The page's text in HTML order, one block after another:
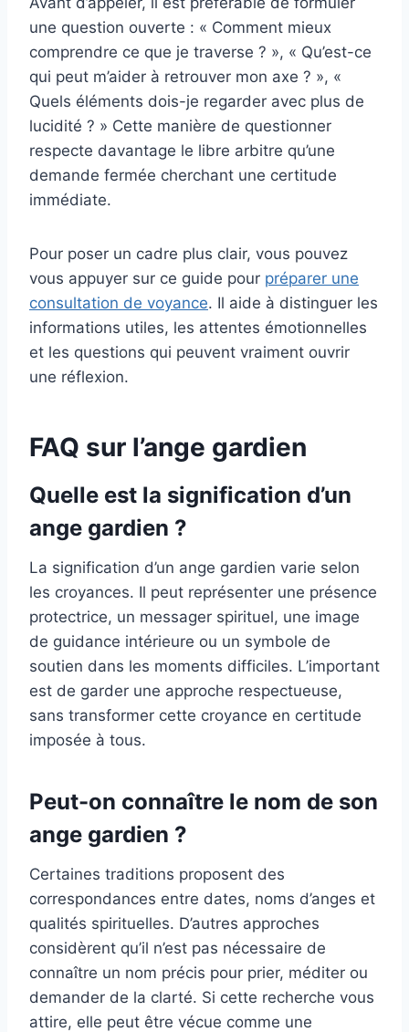
une question ouverte : « Comment mieux
comprendre ce que je traverse ? », « Qu’est-ce
qui peut m’aider à retrouver mon axe ? », «
Quels éléments dois-je regarder avec plus de
lucidité ? » Cette manière de questionner
respecte davantage le libre arbitre qu’une
demande fermée cherchant une certitude
immédiate.
Pour poser un cadre plus clair, vous pouvez
vous appuyer sur ce guide pour préparer une
consultation de voyance. Il aide à distinguer les
informations utiles, les attentes émotionnelles
et les questions qui peuvent vraiment ouvrir
une réflexion.
FAQ sur l’ange gardien
Quelle est la signification d’un
ange gardien ?
La signification d’un ange gardien varie selon
les croyances. Il peut représenter une présence
protectrice, un messager spirituel, une image
de guidance intérieure ou un symbole de
soutien dans les moments difficiles. L’important
est de garder une approche respectueuse,
sans transformer cette croyance en certitude
imposée à tous.
Peut-on connaître le nom de son
ange gardien ?
Certaines traditions proposent des
correspondances entre dates, noms d’anges et
qualités spirituelles. D’autres approches
considèrent qu’il n’est pas nécessaire de
connaître un nom précis pour prier, méditer ou
demander de la clarté. Si cette recherche vous
attire, elle peut être vécue comme une